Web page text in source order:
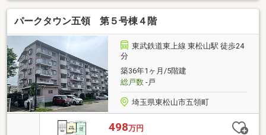
パークタウン五領 第５号棟４階
東武鉄道東上線 東松山駅 徒歩24
分
築36年1ヶ月/5階建
総戸数-戸
埼玉県東松山市五領町
498万円